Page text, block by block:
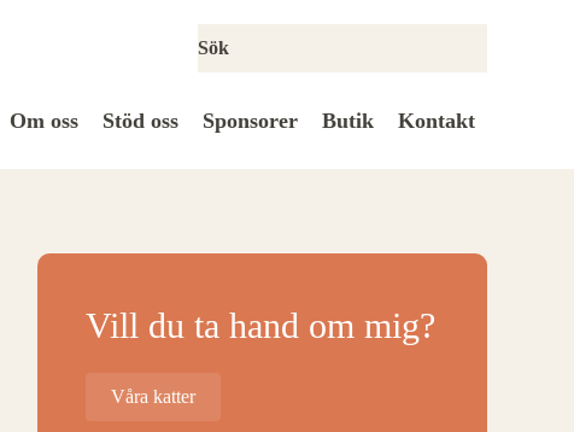
Om oss Stöd oss Sponsorer Butik Kontakt
Vill du ta hand om mig?
Våra katter